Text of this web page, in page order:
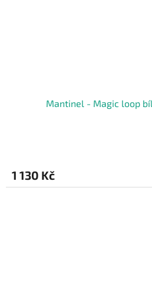
Mantinel - Magic loop
1 130 Kč